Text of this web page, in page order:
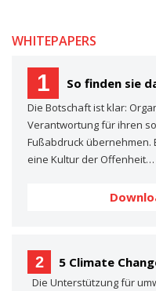
WHITEPAPERS
1 So finden sie das beste
Die Botschaft ist klar:
Verantwortung für ihren
Fußabdruck übernehmen.
eine Kultur der Offenheit…
2 5 Climate
Die Unterstützung für